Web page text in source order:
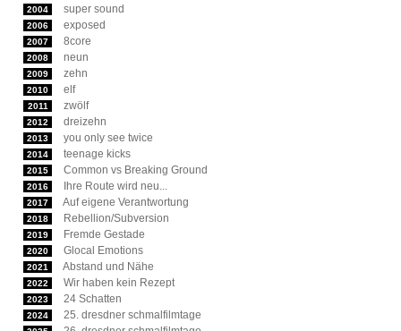
2004 super sound
2006 exposed
2007 8core
2008 neun
2009 zehn
2010 elf
2011 zwölf
2012 dreizehn
2013 you only see twice
2014 teenage kicks
2015 Common vs Breaking Ground
2016 Ihre Route wird neu...
2017 Auf eigene Verantwortung
2018 Rebellion/Subversion
2019 Fremde Gestade
2020 Glocal Emotions
2021 Abstand und Nähe
2022 Wir haben kein Rezept
2023 24 Schatten
2024 25. dresdner schmalfilmtage